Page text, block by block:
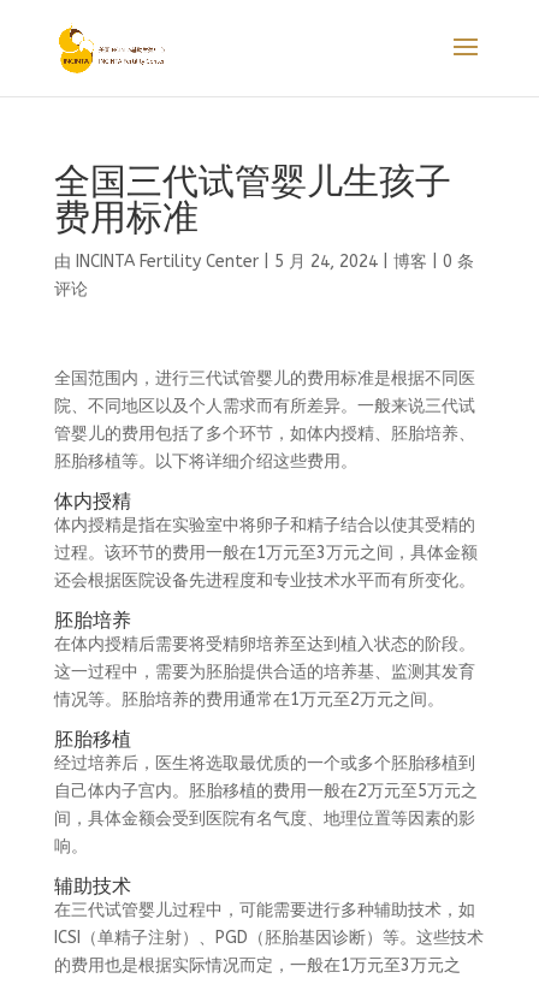
全国三代试管婴儿生孩子
费用标准
由 INCINTA Fertility Center| 5 月 24, 2024| 博客
0 条
评论
全国范围内，进行三代试管婴儿的费用标准是根据不同医
院、不同地区以及个人需求而有所差异。一般来说三代试
管婴儿的费用包括了多个环节，如体内授精、胚胎培养、
胚胎移植等。以下将详细介绍这些费用。
体内授精
体内授精是指在实验室中将卵子和精子结合以使其受精的
过程。该环节的费用一般在1万元至3万元之间，具体金额
还会根据医院设备先进程度和专业技术水平而有所变化。
胚胎培养
在体内授精后需要将受精卵培养至达到植入状态的阶段。
这一过程中，需要为胚胎提供合适的培养基、监测其发育
情况等。胚胎培养的费用通常在1万元至2万元之间。
胚胎移植
经过培养后，医生将选取最优质的一个或多个胚胎移植到
自己体内子宫内。胚胎移植的费用一般在2万元至5万元之
间，具体金额会受到医院有名气度、地理位置等因素的影
响。
辅助技术
在三代试管婴儿过程中，可能需要进行多种辅助技术，如
ICSI（单精子注射）、PGD（胚胎基因诊断）等。这些技术
的费用也是根据实际情况而定，一般在1万元至3万元之